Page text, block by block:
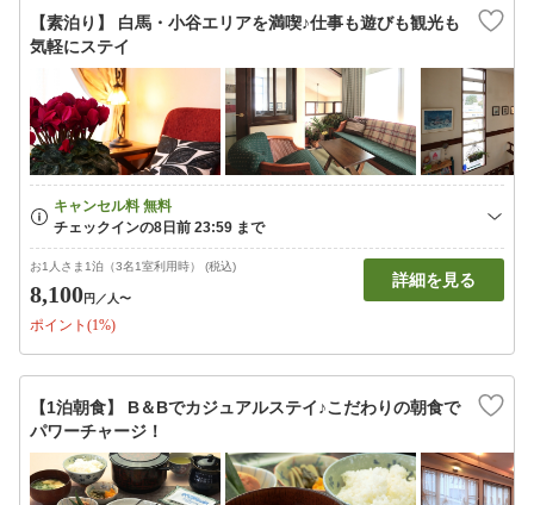
【素泊り】 白馬・小谷エリアを満喫♪仕事も遊びも観光も
気軽にステイ
お1人さま1泊（3名1室利用時） (税込)
8,100円 ／人〜
ポイント(1%)
詳細を見る
【1泊朝食】 B＆Bでカジュアルステイ♪こだわりの朝食で
パワーチャージ！